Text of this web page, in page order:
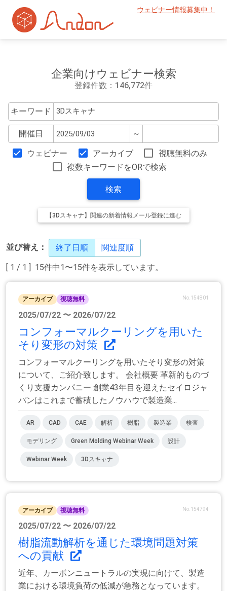
ウェビナー情報募集中！
企業向けウェビナー検索
登録件数：146,772件
キーワード
開催日 ～
ウェビナー アーカイブ
視聴無料のみ
複数キーワードをORで検索
検索
【3Dスキャナ】関連の新着情報メール登録に進む
並び替え： 終了日順 関連度順
[ 1 / 1 ] 15件中1〜15件を表示しています。
アーカイブ 視聴無料 No.154801
2025/07/22 〜 2026/07/22
コンフォーマルクーリングを用いた
そり変形の対策
コンフォーマルクーリングを用いたそり変形の対策
について、ご紹介致します。 会社概要 革新的ものづ
くり支援カンパニー 創業43年目を迎えたセイロジャ
パンはこれまで蓄積したノウハウで製造業...
AR CAD CAE 解析 樹脂 製造業 検査
モデリング Green Molding Webinar Week 設計
Webinar Week 3Dスキャナ
アーカイブ 視聴無料 No.154794
2025/07/22 〜 2026/07/22
樹脂流動解析を通じた環境問題対策
への貢献
近年、カーボンニュートラルの実現に向けて、製造
業における環境負荷の低減が急務となっています。